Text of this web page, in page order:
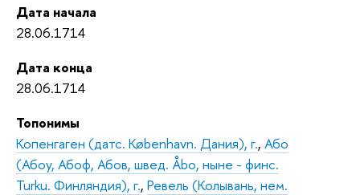
Дата начала
28.06.1714
Дата конца
28.06.1714
Топонимы
Копенгаген (датс. København. Дания), г., Або
(Абоу, Абоф, Абов, швед. Åbo, ныне - финс.
Turku. Финляндия), г., Ревель (Колывань, нем.